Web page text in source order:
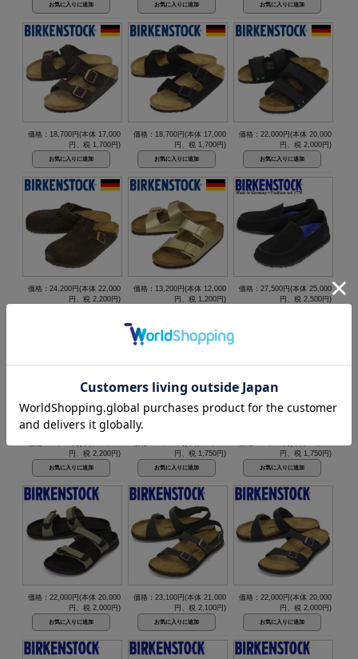
価格：18,700円(本体 17,000
円、税 1,700円)
価格：18,700円(本体 17,000
円、税 1,700円)
価格：22,000円(本体 20,000
円、税 2,000円)
価格：24,200円(本体 22,000
円、税 2,200円)
価格：13,200円(本体 12,000
円、税 1,200円)
価格：27,500円(本体 25,000
円、税 2,500円)
円、税 2,200円)
円、税 1,750円)
円、税 1,750円)
価格：22,000円(本体 20,000
円、税 2,000円)
価格：23,100円(本体 21,000
円、税 2,100円)
価格：22,000円(本体 20,000
円、税 2,000円)